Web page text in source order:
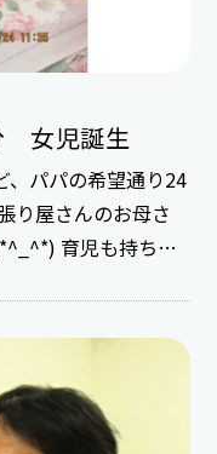
女児誕生
、パパの希望通り24
り屋さんのお母さ
持ち前